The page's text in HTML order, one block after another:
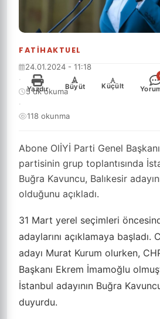
FATIHAKTUEL
Abone OlİYİ Parti Genel
partisinin grup toplantısında
Buğra Kavuncu, Balıkesir
olduğunu açıkladı.
24.01.2024 - 11:18
·
5 dk okuma
·
118 okunma
Yazdır
+
Büyüt
-
Küçült
31 Mart yerel seçimleri
adaylarını açıklamaya başladı.
adayı Murat Kurum olurken,
Başkanı Ekrem İmamoğlu
İstanbul adayının Buğra
duyurdu.